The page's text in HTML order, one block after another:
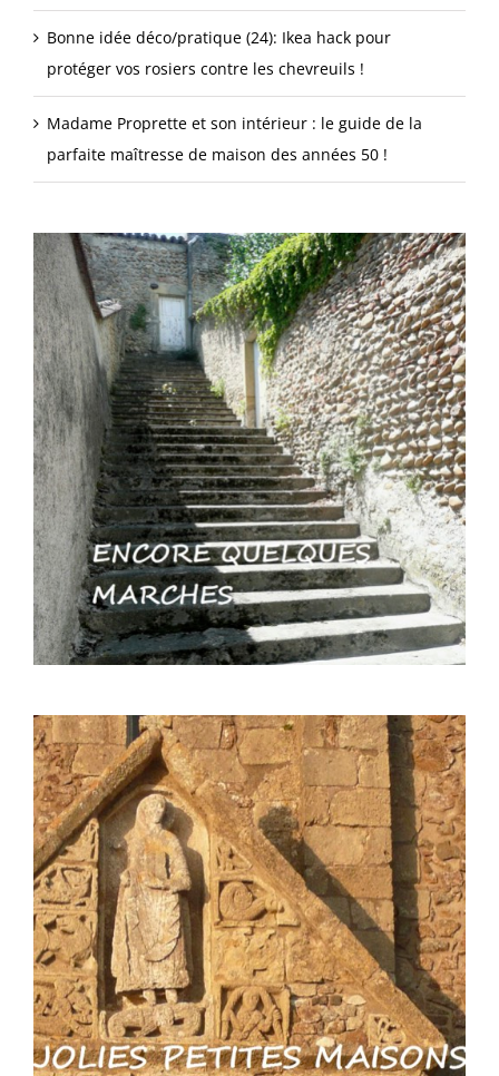
Bonne idée déco/pratique (24): Ikea hack pour
protéger vos rosiers contre les chevreuils !
Madame Proprette et son intérieur : le guide de la
parfaite maîtresse de maison des années 50 !